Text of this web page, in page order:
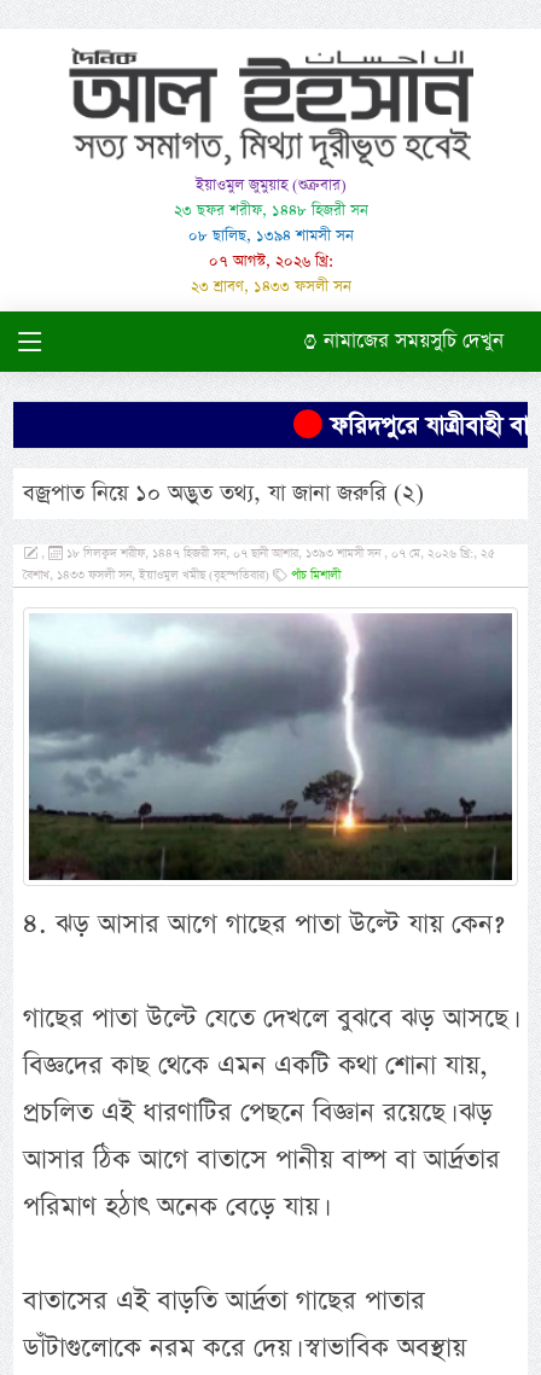
ইয়াওমুল জুমুয়াহ (শুক্রবার)
২৩ ছফর শরীফ, ১৪৪৮ হিজরী সন
০৮ ছালিছ, ১৩৯৪ শামসী সন
০৭ আগস্ট, ২০২৬ খ্রি:
২৩ শ্রাবণ, ১৪৩৩ ফসলী সন
নামাজের সময়সুচি দেখুন
ফরিদপুরে যাত্রীবাহী
বজ্রপাত নিয়ে ১০ অদ্ভুত তথ্য, যা জানা জরুরি (২)
,
১৮ যিলক্বদ শরীফ, ১৪৪৭ হিজরী সন, ০৭ ছানী আশার, ১৩৯৩ শামসী সন , ০৭ মে, ২০২৬ খ্রি:, ২৫
বৈশাখ, ১৪৩৩ ফসলী সন, ইয়াওমুল খমীছ (বৃহস্পতিবার)
পাঁচ মিশালী
৪. ঝড় আসার আগে গাছের পাতা উল্টে যায় কেন?
গাছের পাতা উল্টে যেতে দেখলে বুঝবে ঝড় আসছে।
বিজ্ঞদের কাছ থেকে এমন একটি কথা শোনা যায়,
প্রচলিত এই ধারণাটির পেছনে বিজ্ঞান রয়েছে। ঝড়
আসার ঠিক আগে বাতাসে পানীয় বাষ্প বা আর্দ্রতার
পরিমাণ হঠাৎ অনেক বেড়ে যায়।
বাতাসের এই বাড়তি আর্দ্রতা গাছের পাতার
ডাঁটাগুলোকে নরম করে দেয়। স্বাভাবিক অবস্থায়